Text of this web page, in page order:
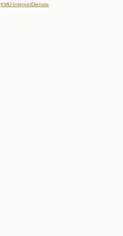
KMU-InternetDienste